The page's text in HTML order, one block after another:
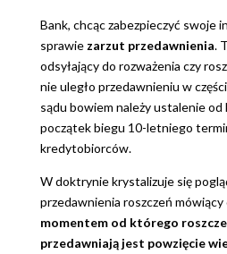
Bank, chcąc zabezpieczyć swoje
sprawie zarzut przedawnienia.
odsyłający do rozważenia czy
nie uległo przedawnieniu w
sądu bowiem należy ustalenie od
początek biegu 10-letniego
kredytobiorców.
W doktrynie krystalizuje się
przedawnienia roszczeń mówiący
momentem od którego
przedawniają jest powzięcie